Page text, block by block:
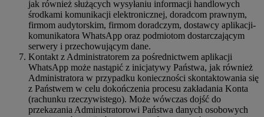
jak również służących wysyłaniu informacji handlowych
środkami komunikacji elektronicznej, doradcom prawnym,
firmom audytorskim, firmom doradczym, dostawcy aplikacji-
komunikatora WhatsApp oraz podmiotom dostarczającym
serwery i przechowującym dane.
Kontakt z Administratorem za pośrednictwem aplikacji
WhatsApp może nastąpić z inicjatywy Państwa, jak również
Administratora w przypadku konieczności skontaktowania się
z Państwem w celu dokończenia procesu zakładania Konta
(rachunku rzeczywistego). Może wówczas dojść do
przekazania Administratorowi Państwa danych osobowych